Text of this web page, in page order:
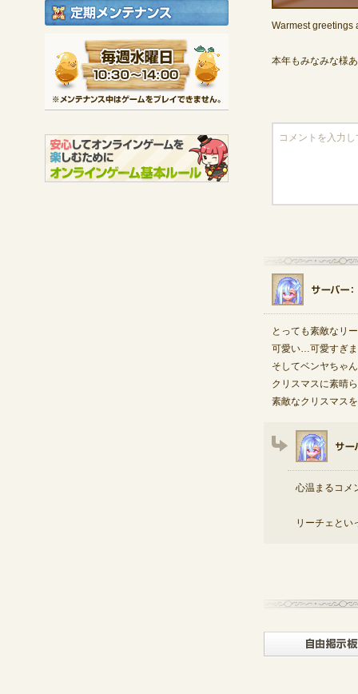
定期メンテナンス
※メンテナンス中は
Warmest greetings
本年もみなみな様
とっても素敵なリ
可愛い…可愛すぎ
そしてベンヤちゃ
クリスマスに素晴
素敵なクリスマス
心温まるコメ
リーチェとい